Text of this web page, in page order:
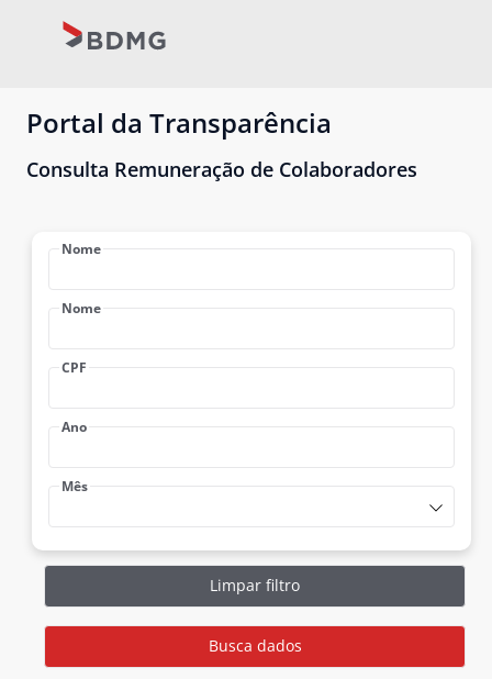
Portal da Transparência
Consulta Remuneração de Colaboradores
Nome
Nome
CPF
Ano
Mês
Limpar filtro
Busca dados